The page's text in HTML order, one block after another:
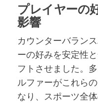
プレイヤーの
影響
カウンターバラン
ーの好みを安定性
フトさせました。
ルファーがこれら
なり、スポーツ全